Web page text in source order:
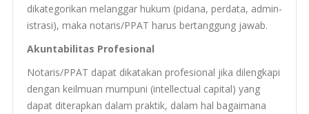
dikat­e­gorikan melang­gar hukum (pidana, per­data, admin­
is­trasi), maka notaris/PPAT harus bertang­gung jawab.
Akunt­abil­i­tas Profesional
Notaris/PPAT dapat dikatakan pro­fe­sional jika dilengkapi
den­gan keil­muan mumpuni (intel­lec­tual cap­i­tal) yang
dapat dit­er­ap­kan dalam prak­tik, dalam hal bagaimana